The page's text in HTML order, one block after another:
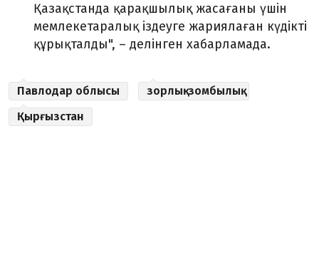
Қазақстанда қарақшылық жасағаны үшін
мемлекетаралық іздеуге жариялаған күдікті
құрықталды", – делінген хабарламада.
Павлодар облысы
зорлық-зомбылық
Қырғызстан